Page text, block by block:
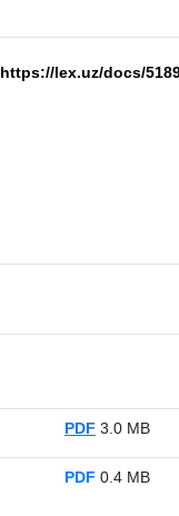
https://lex.uz/docs/
PDF 3.0 MB
PDF 0.4 MB